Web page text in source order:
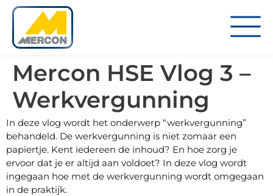
Mercon HSE Vlog 3 –
Werkvergunning
In deze vlog wordt het onderwerp “werkvergunning”
behandeld. De werkvergunning is niet zomaar een
papiertje. Kent iedereen de inhoud? En hoe zorg je
ervoor dat je er altijd aan voldoet? In deze vlog wordt
ingegaan hoe met de werkvergunning wordt omgegaan
in de praktijk.